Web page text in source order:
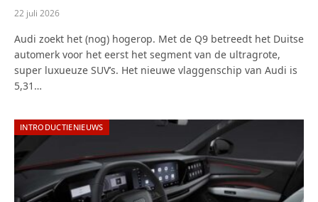
22 juli 2026
Audi zoekt het (nog) hogerop. Met de Q9 betreedt het Duitse
automerk voor het eerst het segment van de ultragrote,
super luxueuze SUV’s. Het nieuwe vlaggenschip van Audi is
5,31…
INTRODUCTIENIEUWS